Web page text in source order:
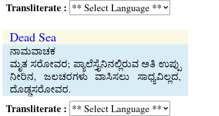
:
Dead Sea
ನಾಮವಾಚಕ
ಮೃತ ಸರೋವರ; ಪ್ಯಾಲೆಸ್ತೈನಿನಲ್ಲಿರುವ ಅತಿ ಉಪ್ಪು
ನೀರಿನ, ಜಲಚರಗಳು ವಾಸಿಸಲು ಸಾಧ್ಯವಿಲ್ಲದ,
ದೊಡ್ಡಸರೋವರ.
: